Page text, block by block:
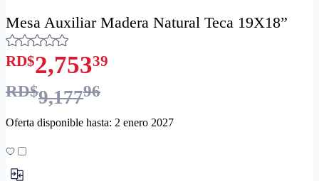
Mesa Auxiliar Madera Natural Teca 19X18”
RD$2,75339
RD$9,17796
Oferta disponible hasta: 2 enero 2027